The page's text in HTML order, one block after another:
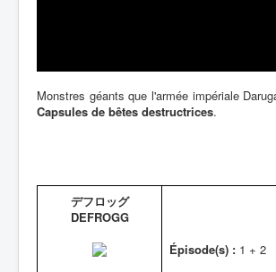
Monstres géants que l'armée impériale
Capsules de bêtes destructrices.
デフロッグ
DEFROGG
Épisode(s) : 1 + 2